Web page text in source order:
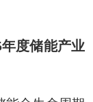
度储能产业